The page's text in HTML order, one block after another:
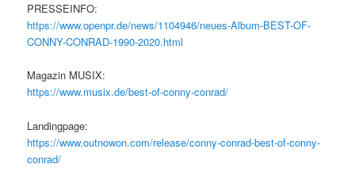
PRESSEINFO:
https://www.openpr.de/news/1104946/neues-Album-BEST-OF-
CONNY-CONRAD-1990-2020.html
Magazin MUSIX:
https://www.musix.de/best-of-conny-conrad/
Landingpage:
https://www.outnowon.com/release/conny-conrad-best-of-conny-
conrad/